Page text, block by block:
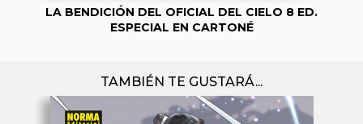
LA BENDICIÓN DEL OFICIAL DEL CIELO 8 ED.
ESPECIAL EN CARTONÉ
TAMBIÉN TE GUSTARÁ...